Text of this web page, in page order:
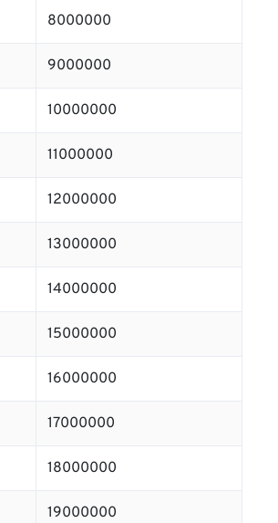
8000000
9000000
10000000
11000000
12000000
13000000
14000000
15000000
16000000
17000000
18000000
19000000